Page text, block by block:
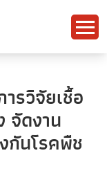
รวิจัยเชื้อ
จัดงาน
กันโรคพืช